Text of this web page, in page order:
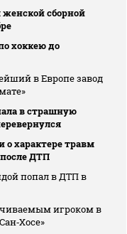
женской сборной
хоккею до
в Европе завод
в страшную
о характере травм
ДТП
попал в ДТП в
игроком в